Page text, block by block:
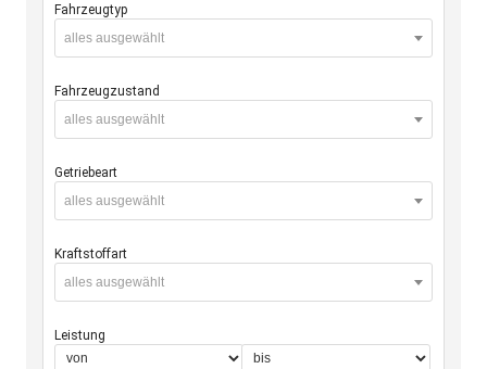
Fahrzeugtyp
alles ausgewählt
Fahrzeugzustand
alles ausgewählt
Getriebeart
alles ausgewählt
Kraftstoffart
alles ausgewählt
Leistung